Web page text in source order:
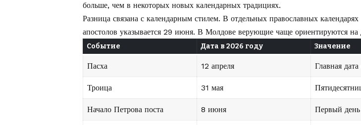
больше, чем в некоторых новых календарных традициях.
Разница связана с календарным стилем. В отдельных православных календарях
апостолов указывается 29 июня. В Молдове верующие чаще ориентируются на
Событие Дата в 2026 году Значение
Пасха 12 апреля Главная
Троица 31 мая
Начало Петрова поста 8 июня Первый день